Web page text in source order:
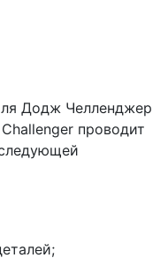
Додж Челленджер
проводит